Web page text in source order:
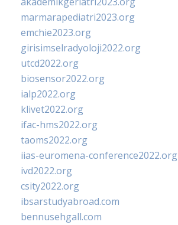
marmarapediatri2023.org
emchie2023.org
girisimselradyoloji2022.org
utcd2022.org
biosensor2022.org
ialp2022.org
klivet2022.org
ifac-hms2022.org
taoms2022.org
iias-euromena-conference2022.org
ivd2022.org
csity2022.org
ibsarstudyabroad.com
bennusehgall.com